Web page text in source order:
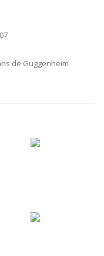
de Guggenheim